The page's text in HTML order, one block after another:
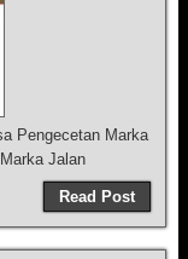
Pengecetan Marka
Jalan
Read Post